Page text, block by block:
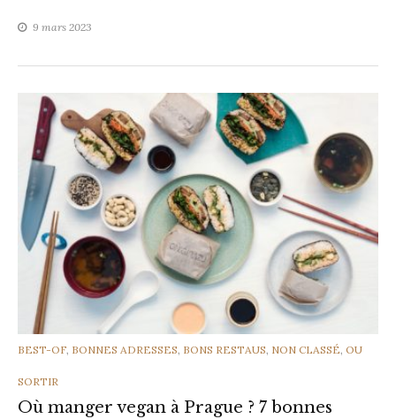
9 mars 2023
CATEGORIES
BEST-OF BONNES ADRESSES BONS RESTAUS NON CLASSÉ OU
SORTIR
Où manger vegan à Prague ? 7 bonnes